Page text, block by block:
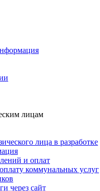
лицам
лица в разработке
и оплат
коммунальных услуг
через сайт